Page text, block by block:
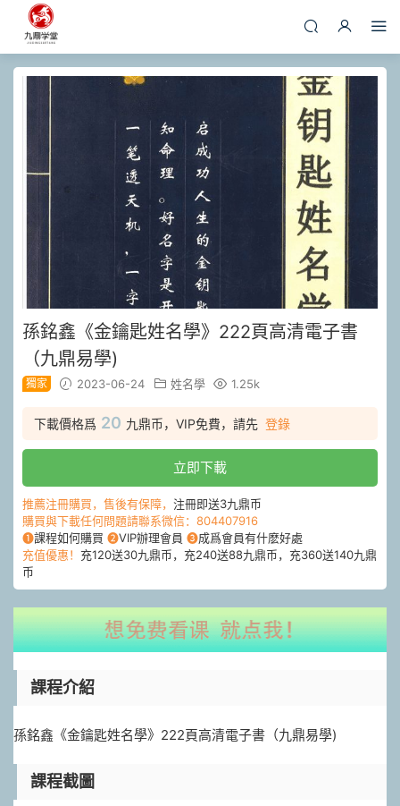
孫銘鑫《金鑰匙姓名學》222頁高清電子書
（九鼎易學)
獨家 2023-06-24 姓名學 1.25k
下載價格爲 20 九鼎币，VIP免費，請先 登錄
立即下載
推薦注冊購買，售後有保障， 注冊即送3九鼎币
購買與下載任何問題請聯系微信：804407916
❶課程如何購買 ❷VIP辦理會員 ❸成爲會員有什麽好處
充值優惠！ 充120送30九鼎币，充240送88九鼎币，充360送140九鼎
币
課程介紹
孫銘鑫《金鑰匙姓名學》222頁高清電子書（九鼎易學)
課程截圖